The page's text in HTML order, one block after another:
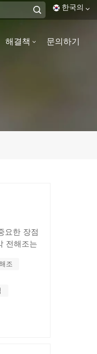
한국의
Nederlands
한국의
해결책 문의하기
요한 장점
전해조는
. 이는
조